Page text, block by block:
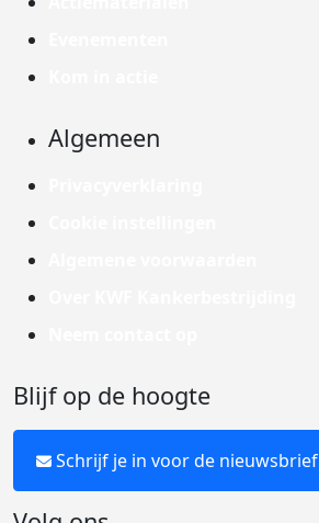
Algemeen
Blijf op de hoogte
Schrijf je in voor de nieuwsbrief